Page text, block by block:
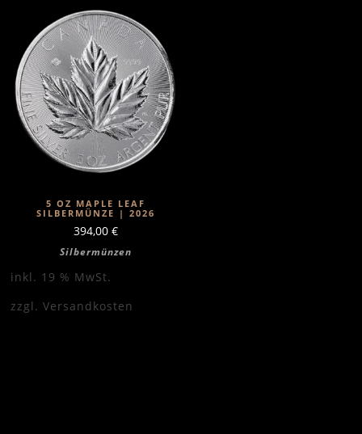
5 OZ MAPLE LEAF
SILBERMÜNZE | 2026
394,00 €
Silbermünzen
inkl. 19 % MwSt.
zzgl. Versandkosten